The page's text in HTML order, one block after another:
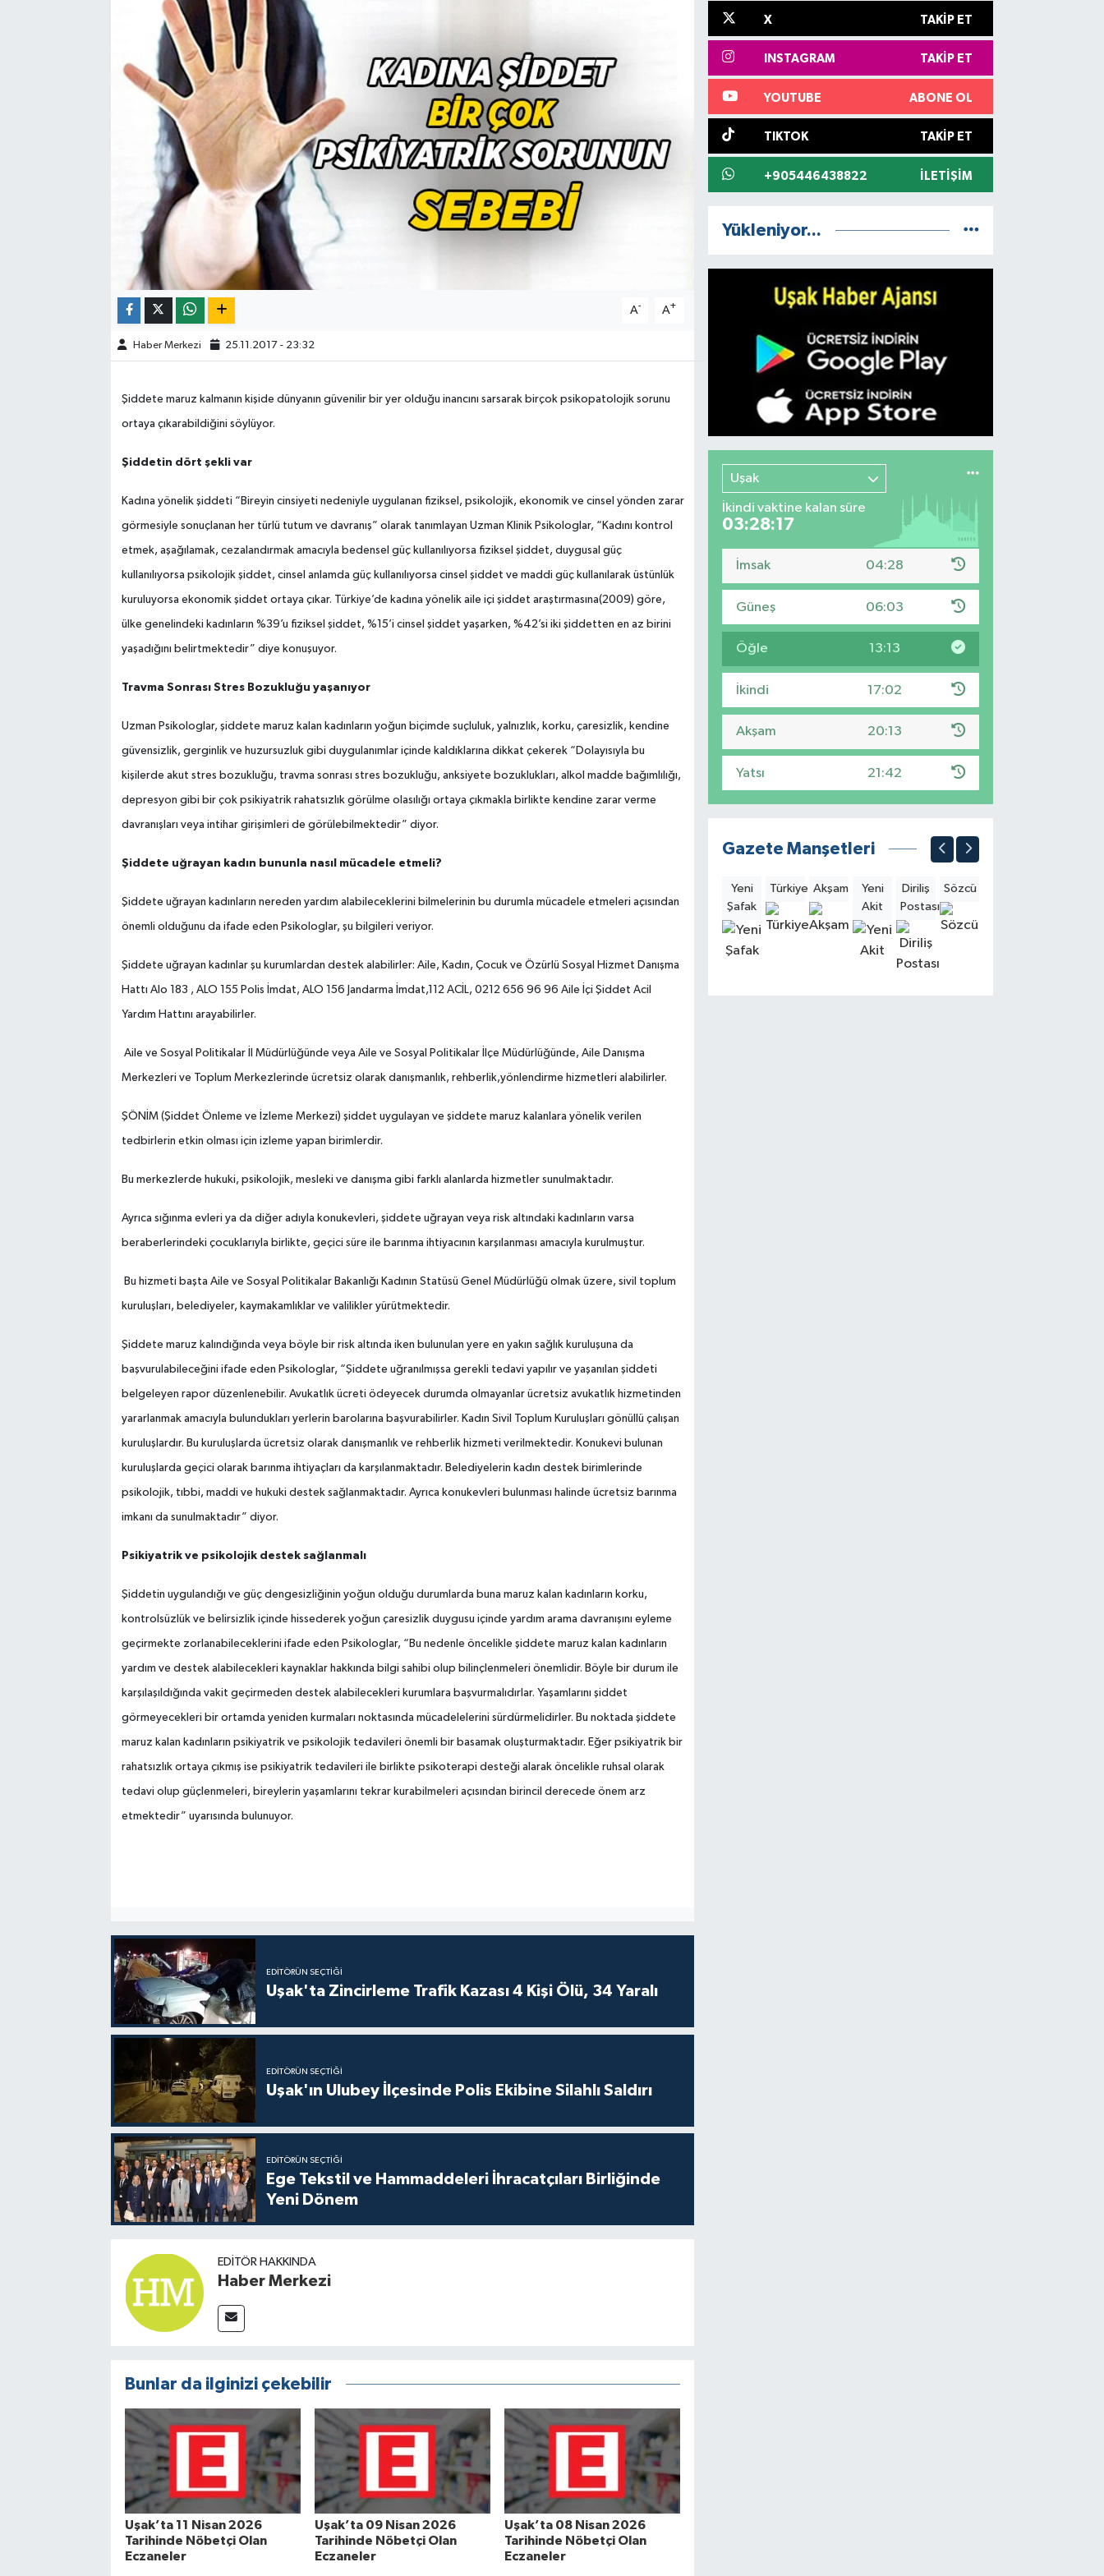
A- A+
Haber Merkezi 25.11.2017 - 23:32
Şiddete maruz kalmanın kişide dünyanın güvenilir bir yer olduğu inancını sarsarak birçok psikopatolojik sorunu
ortaya çıkarabildiğini söylüyor.
Şiddetin dört şekli var
Kadına yönelik şiddeti “Bireyin cinsiyeti nedeniyle uygulanan fiziksel, psikolojik, ekonomik ve cinsel yönden zarar
görmesiyle sonuçlanan her türlü tutum ve davranış” olarak tanımlayan Uzman Klinik Psikologlar, “Kadını kontrol
etmek, aşağılamak, cezalandırmak amacıyla bedensel güç kullanılıyorsa fiziksel şiddet, duygusal güç
kullanılıyorsa psikolojik şiddet, cinsel anlamda güç kullanılıyorsa cinsel şiddet ve maddi güç kullanılarak üstünlük
kuruluyorsa ekonomik şiddet ortaya çıkar. Türkiye’de kadına yönelik aile içi şiddet araştırmasına(2009) göre,
ülke genelindeki kadınların %39’u fiziksel şiddet, %15’i cinsel şiddet yaşarken, %42’si iki şiddetten en az birini
yaşadığını belirtmektedir” diye konuşuyor.
Travma Sonrası Stres Bozukluğu yaşanıyor
Uzman Psikologlar, şiddete maruz kalan kadınların yoğun biçimde suçluluk, yalnızlık, korku, çaresizlik, kendine
güvensizlik, gerginlik ve huzursuzluk gibi duygulanımlar içinde kaldıklarına dikkat çekerek “Dolayısıyla bu
kişilerde akut stres bozukluğu, travma sonrası stres bozukluğu, anksiyete bozuklukları, alkol madde bağımlılığı,
depresyon gibi bir çok psikiyatrik rahatsızlık görülme olasılığı ortaya çıkmakla birlikte kendine zarar verme
davranışları veya intihar girişimleri de görülebilmektedir” diyor.
Şiddete uğrayan kadın bununla nasıl mücadele etmeli?
Şiddete uğrayan kadınların nereden yardım alabileceklerini bilmelerinin bu durumla mücadele etmeleri açısından
önemli olduğunu da ifade eden Psikologlar, şu bilgileri veriyor.
Şiddete uğrayan kadınlar şu kurumlardan destek alabilirler: Aile, Kadın, Çocuk ve Özürlü Sosyal Hizmet Danışma
Hattı Alo 183 , ALO 155 Polis İmdat, ALO 156 Jandarma İmdat,112 ACİL, 0212 656 96 96 Aile İçi Şiddet Acil
Yardım Hattını arayabilirler.
Aile ve Sosyal Politikalar İl Müdürlüğünde veya Aile ve Sosyal Politikalar İlçe Müdürlüğünde, Aile Danışma
Merkezleri ve Toplum Merkezlerinde ücretsiz olarak danışmanlık, rehberlik,yönlendirme hizmetleri alabilirler.
ŞÖNİM (Şiddet Önleme ve İzleme Merkezi) şiddet uygulayan ve şiddete maruz kalanlara yönelik verilen
tedbirlerin etkin olması için izleme yapan birimlerdir.
Bu merkezlerde hukuki, psikolojik, mesleki ve danışma gibi farklı alanlarda hizmetler sunulmaktadır.
Ayrıca sığınma evleri ya da diğer adıyla konukevleri, şiddete uğrayan veya risk altındaki kadınların varsa
beraberlerindeki çocuklarıyla birlikte, geçici süre ile barınma ihtiyacının karşılanması amacıyla kurulmuştur.
Bu hizmeti başta Aile ve Sosyal Politikalar Bakanlığı Kadının Statüsü Genel Müdürlüğü olmak üzere, sivil toplum
kuruluşları, belediyeler, kaymakamlıklar ve valilikler yürütmektedir.
Şiddete maruz kalındığında veya böyle bir risk altında iken bulunulan yere en yakın sağlık kuruluşuna da
başvurulabileceğini ifade eden Psikologlar, “Şiddete uğranılmışsa gerekli tedavi yapılır ve yaşanılan şiddeti
belgeleyen rapor düzenlenebilir. Avukatlık ücreti ödeyecek durumda olmayanlar ücretsiz avukatlık hizmetinden
yararlanmak amacıyla bulundukları yerlerin barolarına başvurabilirler. Kadın Sivil Toplum Kuruluşları gönüllü çalışan
kuruluşlardır. Bu kuruluşlarda ücretsiz olarak danışmanlık ve rehberlik hizmeti verilmektedir. Konukevi bulunan
kuruluşlarda geçici olarak barınma ihtiyaçları da karşılanmaktadır. Belediyelerin kadın destek birimlerinde
psikolojik, tıbbi, maddi ve hukuki destek sağlanmaktadır. Ayrıca konukevleri bulunması halinde ücretsiz barınma
imkanı da sunulmaktadır” diyor.
Psikiyatrik ve psikolojik destek sağlanmalı
Şiddetin uygulandığı ve güç dengesizliğinin yoğun olduğu durumlarda buna maruz kalan kadınların korku,
kontrolsüzlük ve belirsizlik içinde hissederek yoğun çaresizlik duygusu içinde yardım arama davranışını eyleme
geçirmekte zorlanabileceklerini ifade eden Psikologlar, “Bu nedenle öncelikle şiddete maruz kalan kadınların
yardım ve destek alabilecekleri kaynaklar hakkında bilgi sahibi olup bilinçlenmeleri önemlidir. Böyle bir durum ile
karşılaşıldığında vakit geçirmeden destek alabilecekleri kurumlara başvurmalıdırlar. Yaşamlarını şiddet
görmeyecekleri bir ortamda yeniden kurmaları noktasında mücadelelerini sürdürmelidirler. Bu noktada şiddete
maruz kalan kadınların psikiyatrik ve psikolojik tedavileri önemli bir basamak oluşturmaktadır. Eğer psikiyatrik bir
rahatsızlık ortaya çıkmış ise psikiyatrik tedavileri ile birlikte psikoterapi desteği alarak öncelikle ruhsal olarak
tedavi olup güçlenmeleri, bireylerin yaşamlarını tekrar kurabilmeleri açısından birincil derecede önem arz
etmektedir” uyarısında bulunuyor.
EDITÖRÜN SEÇTIĞI
Uşak'ta Zincirleme Trafik Kazası 4 Kişi Ölü, 34 Yaralı
EDITÖRÜN SEÇTIĞI
Uşak'ın Ulubey İlçesinde Polis Ekibine Silahlı Saldırı
EDITÖRÜN SEÇTIĞI
Ege Tekstil ve Hammaddeleri İhracatçıları Birliğinde
Yeni Dönem
EDITÖR HAKKINDA
Haber Merkezi
Bunlar da ilginizi çekebilir
Uşak’ta 11 Nisan 2026
Tarihinde Nöbetçi Olan
Eczaneler
Uşak’ta 09 Nisan 2026
Tarihinde Nöbetçi Olan
Eczaneler
Uşak’ta 08 Nisan 2026
Tarihinde Nöbetçi Olan
Eczaneler
X TAKIP ET
INSTAGRAM TAKIP ET
YOUTUBE ABONE OL
TIKTOK TAKIP ET
+905446438822 İLETIŞIM
Yükleniyor...
Uşak
İkindi vaktine kalan süre
03:28:16
İmsak 04:28
Güneş 06:03
Öğle 13:13
İkindi 17:02
Akşam 20:13
Yatsı 21:42
Gazete Manşetleri
Yeni
Şafak
Türkiye Akşam
Yeni
Akit
Diriliş
Postası
Sözcü
BİLİM VE TEKNOLOJİ
KÜLTÜR-SANAT
ÖZEL HABER